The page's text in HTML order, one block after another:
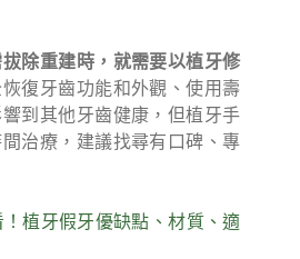
除重建時，就需要以植牙修
恢復牙齒功能和外觀、使用壽
到其他牙齒健康，但植牙手
治療，建議找尋有口碑、專
植牙假牙優缺點、材質、適